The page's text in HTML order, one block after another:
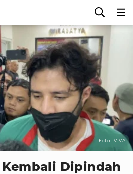
Foto : VIVA
Dipindah